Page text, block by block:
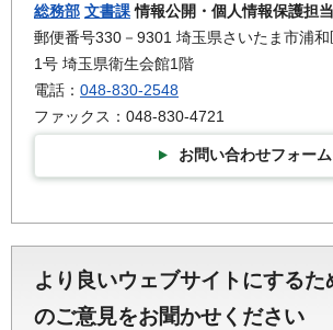
総務部 文書課情報公開・個人情報保護担当
郵便番号330－9301 埼玉県さいたま市浦
1号 埼玉県衛生会館1階
電話： 048-830-2548
ファックス：048-830-4721
お問い合わせフォーム
より良いウェブサイトにするた
のご意見をお聞かせください